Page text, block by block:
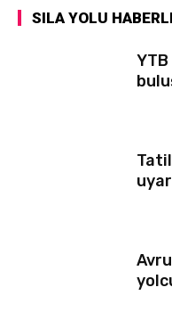
SILA YOLU